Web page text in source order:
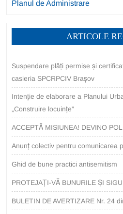
Planul de Administrare
ARTICOLE
Suspendare plăți permise și
casieria SPCRPCIV Brașov
Intenție de elaborare a Planului
„Construire locuințe”
ACCEPTĂ MISIUNEA! DEVINO
Anunț colectiv pentru comunicarea
Ghid de bune practici antisemitism
PROTEJAȚI-VĂ BUNURILE ȘI
BULETIN DE AVERTIZARE Nr. 24